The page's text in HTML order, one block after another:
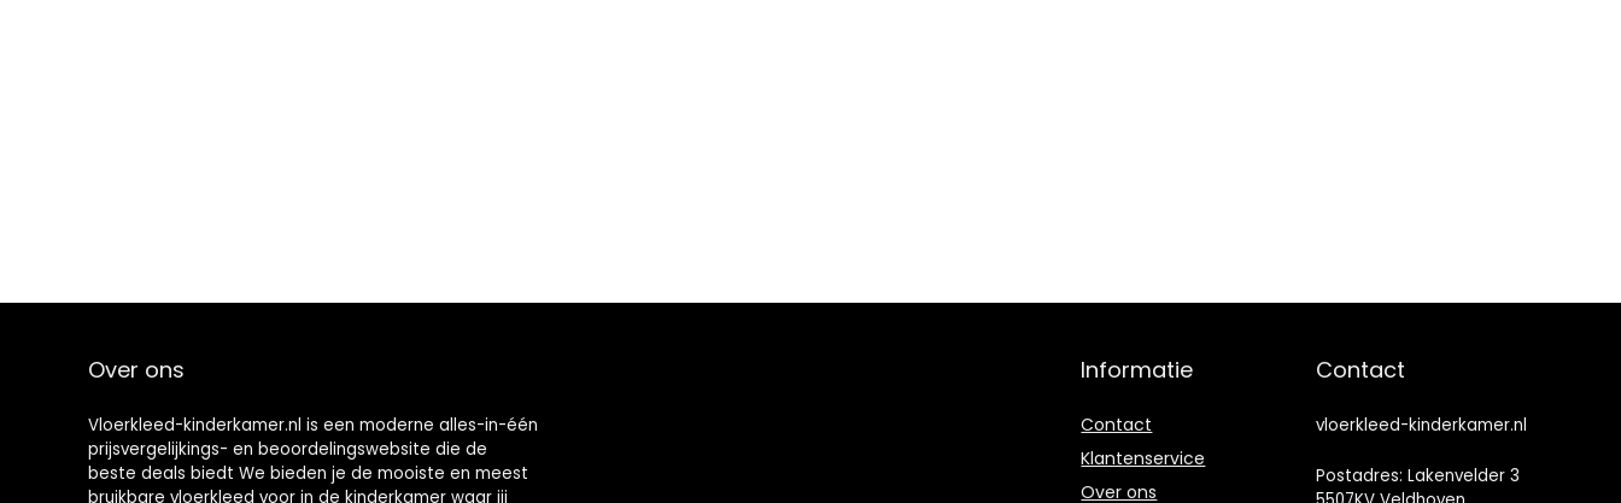
Over ons
Vloerkleed-kinderkamer.nl is een moderne alles-in-één
prijsvergelijkings- en beoordelingswebsite die de
beste deals biedt We bieden je de mooiste en meest
bruikbare vloerkleed voor in de kinderkamer waar jij
Informatie
Contact
Klantenservice
Over ons
Contact
vloerkleed-kinderkamer.nl
Postadres: Lakenvelder 3